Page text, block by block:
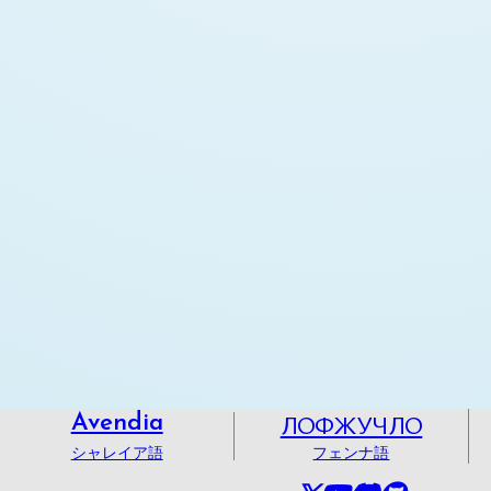
Avendia
シャレイア語
ЛОФЖУЧЛО
フェンナ語